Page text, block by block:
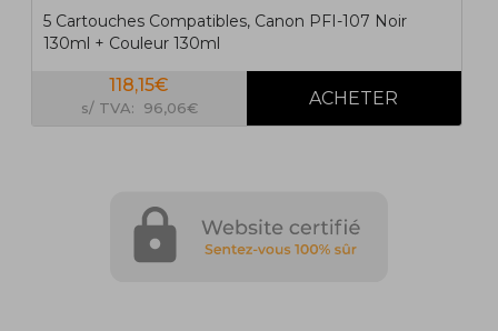
5 Cartouches Compatibles, Canon PFI-107 Noir
130ml + Couleur 130ml
118,15€
s/ TVA: 96,06€